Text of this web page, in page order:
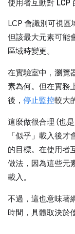
使用者互動對 LCP
LCP 會識別可視區
但該最大元素可能
區域時變更。
在實驗室中，瀏覽
素為何。但在實務
後， 停止監控較大
這麼做很合理 (也
「似乎」載入後
的目標。在使用者
做法，因為這些元
載入。
不過，這也意味著
時間，具體取決於